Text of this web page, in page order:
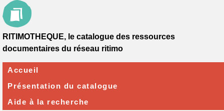
RITIMOTHEQUE, le catalogue des ressources
documentaires du réseau ritimo
Accueil
Présentation du catalogue
Aide à la recherche